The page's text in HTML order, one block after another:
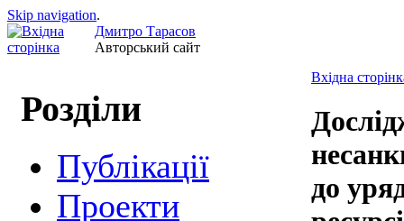
Skip navigation.
Дмитро Тарасов
Авторський сайт
Розділи
Публікації
Проекти
Вхідна
до